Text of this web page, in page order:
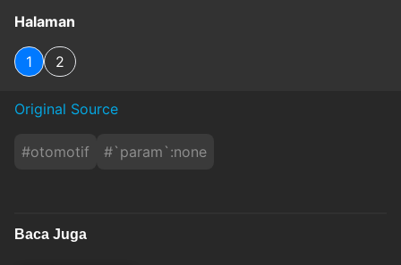
Halaman
1 2
Original Source
#otomotif #`param`:none
Baca Juga